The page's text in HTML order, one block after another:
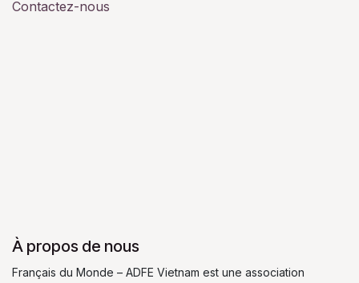
Contactez-nous
À propos de nous
Français du Monde – ADFE Vietnam est une association